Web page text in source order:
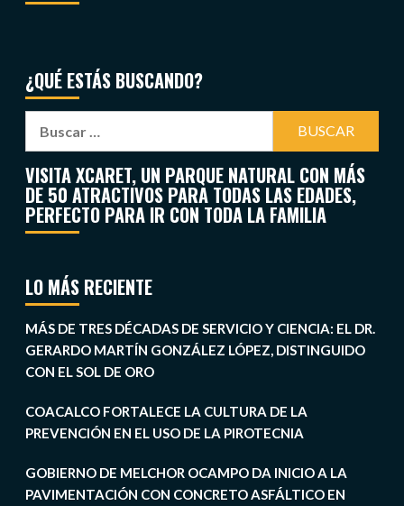
¿QUÉ ESTÁS BUSCANDO?
VISITA XCARET, UN PARQUE NATURAL CON MÁS
DE 50 ATRACTIVOS PARA TODAS LAS EDADES,
PERFECTO PARA IR CON TODA LA FAMILIA
LO MÁS RECIENTE
MÁS DE TRES DÉCADAS DE SERVICIO Y CIENCIA: EL DR.
GERARDO MARTÍN GONZÁLEZ LÓPEZ, DISTINGUIDO
CON EL SOL DE ORO
COACALCO FORTALECE LA CULTURA DE LA
PREVENCIÓN EN EL USO DE LA PIROTECNIA
GOBIERNO DE MELCHOR OCAMPO DA INICIO A LA
PAVIMENTACIÓN CON CONCRETO ASFÁLTICO EN